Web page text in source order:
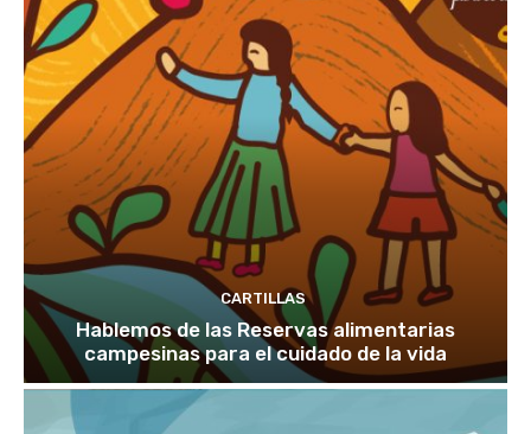
CARTILLAS
Hablemos de las Reservas alimentarias
campesinas para el cuidado de la vida